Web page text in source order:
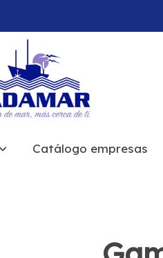
Catálogo empresas